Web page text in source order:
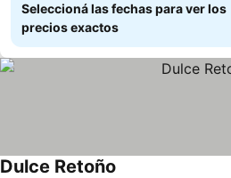
Seleccioná las fechas para ver los
precios exactos
Dulce Retoño